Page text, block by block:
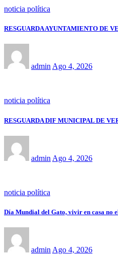
noticia política
RESGUARDA AYUNTAMIENTO DE
adminAgo 4, 2026
noticia política
RESGUARDA DIF MUNICIPAL DE
admin Ago 4, 2026
noticia política
Día Mundial del Gato, vivir en casa no
admin Ago 4, 2026